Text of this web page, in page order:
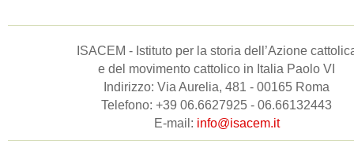
ISACEM - Istituto per la storia dell’Azione
e del movimento cattolico in Italia Paolo VI
Indirizzo: Via Aurelia, 481 - 00165 Roma
Telefono: +39 06.6627925 - 06.66132443
E-mail: info@isacem.it